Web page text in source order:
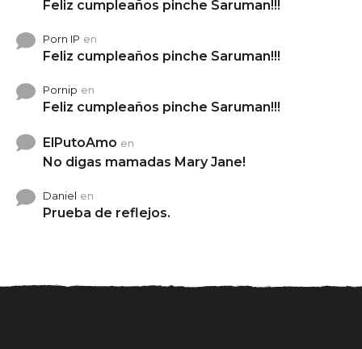
Feliz cumpleaños pinche Saruman!!!
Porn IP en
Feliz cumpleaños pinche Saruman!!!
Pornip en
Feliz cumpleaños pinche Saruman!!!
ElPutoAmo en
No digas mamadas Mary Jane!
Daniel en
Prueba de reflejos.